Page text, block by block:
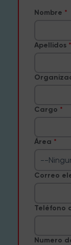
Nombre
Apellidos
Cargo
Área
--
Correo
Teléfono
Numero